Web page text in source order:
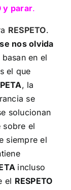
y parar.
RESPETO.
nos olvida
en el
el que
, la
se
solucionan
sobre el
siempre el
incluso
el RESPETO